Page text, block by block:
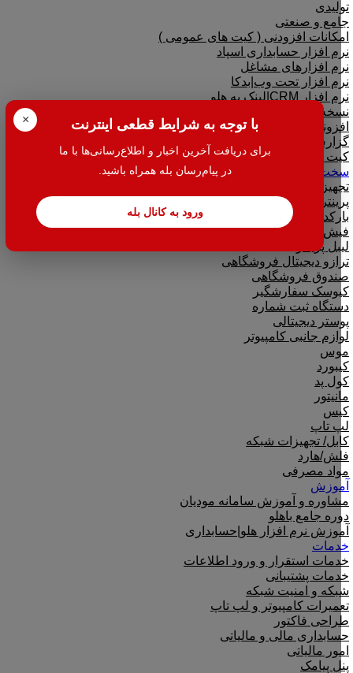
× با توجه به شرایط قطعی اینترنت
برای دریافت آخرین اخبار و اطلاع‌رسانی‌ها با ما
در پیام‌رسان بله همراه باشید.
ورود به کانال بله
تولیدی
جامع و صنعتی
امکانات افزودنی ( کیت های عمومی )
نرم افزار حسابداری اسپاد
نرم افزارهای مشاغل
نرم افزار تحت وب|بدکا
نرم افزار CRM|لینک به هلو
نسخه آموزشی حسابداری هلو
افزونه متصل به نرم افزار هلو
گزارش گیر نرم افزار هلو
کیت هلو
سخت افزار
تجهیزات فروشگاهی
پرینتر
بارکدخوان
فیش پرینتر
لیبل پرینتر
ترازو دیجیتال فروشگاهی
صندوق فروشگاهی
کیوسک سفارشگیر
دستگاه ثبت شماره
پوستر دیجیتالی
لوازم جانبی کامپیوتر
موس
کیبورد
کول پد
مانیتور
کیس
لپ تاپ
کابل/ تجهیزات شبکه
فلش/هارد
مواد مصرفی
آموزش
مشاوره و آموزش سامانه مودیان
دوره جامع باهلو
آموزش نرم افزار هلو|حسابداری
خدمات
خدمات استقرار و ورود اطلاعات
خدمات پشتیبانی
شبکه و امنیت شبکه
تعمیرات کامپیوتر و لپ تاپ
طراحی فاکتور
حسابداری مالی و مالیاتی
امور مالیاتی
پنل پیامک